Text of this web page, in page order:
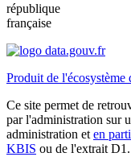
république
française
Produit de l'écosystème
Ce site permet de
par l'administration sur
administration et en
KBIS ou de l'extrait D1.